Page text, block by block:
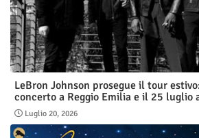
LeBron Johnson prosegue il tour
concerto a Reggio Emilia e il 25 luglio
Luglio 20, 2026